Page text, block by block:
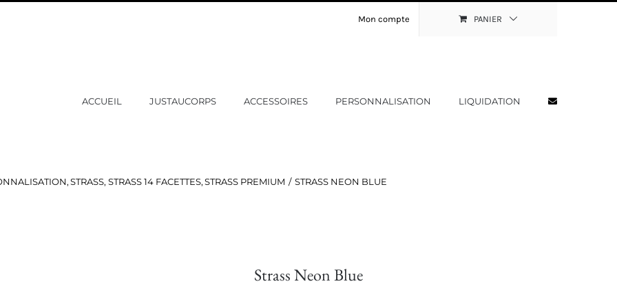
Mon compte PANIER
ACCUEIL JUSTAUCORPS ACCESSOIRES PERSONNALISATION LIQUIDATION
STRASS STRASS 14 FACETTES STRASS PREMIUM STRASS NEON BLUE
Strass Neon Blue